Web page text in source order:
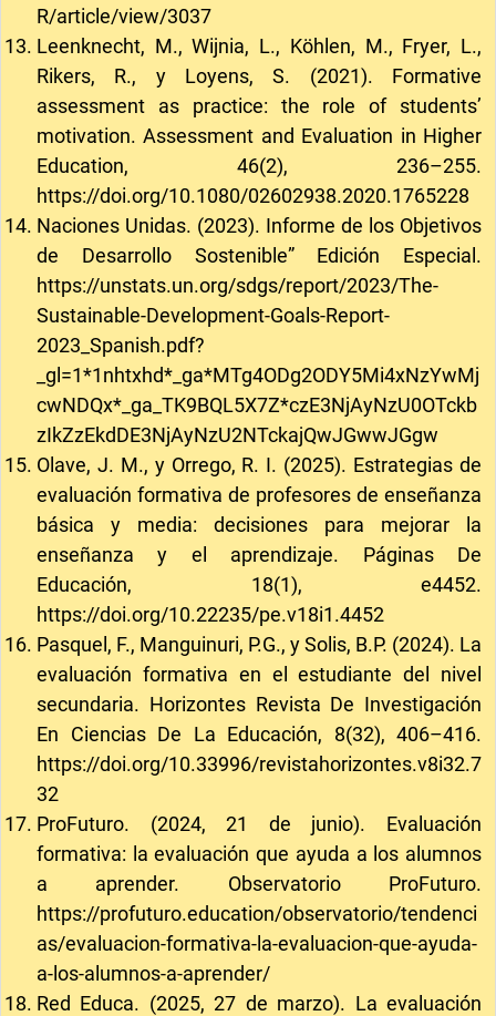
R/article/view/3037
Leenknecht, M., Wijnia, L., Köhlen, M., Fryer, L.,
Rikers, R., y Loyens, S. (2021). Formative
assessment as practice: the role of students’
motivation. Assessment and Evaluation in Higher
Education, 46(2), 236–255.
https://doi.org/10.1080/02602938.2020.1765228
Naciones Unidas. (2023). Informe de los Objetivos
de Desarrollo Sostenible” Edición Especial.
https://unstats.un.org/sdgs/report/2023/The-
Sustainable-Development-Goals-Report-
2023_Spanish.pdf?
_gl=1*1nhtxhd*_ga*MTg4ODg2ODY5Mi4xNzYwMj
cwNDQx*_ga_TK9BQL5X7Z*czE3NjAyNzU0OTckb
zIkZzEkdDE3NjAyNzU2NTckajQwJGwwJGgw
Olave, J. M., y Orrego, R. I. (2025). Estrategias de
evaluación formativa de profesores de enseñanza
básica y media: decisiones para mejorar la
enseñanza y el aprendizaje. Páginas De
Educación, 18(1), e4452.
https://doi.org/10.22235/pe.v18i1.4452
Pasquel, F., Manguinuri, P.G., y Solis, B.P. (2024). La
evaluación formativa en el estudiante del nivel
secundaria. Horizontes Revista De Investigación
En Ciencias De La Educación, 8(32), 406–416.
https://doi.org/10.33996/revistahorizontes.v8i32.7
32
ProFuturo. (2024, 21 de junio). Evaluación
formativa: la evaluación que ayuda a los alumnos
a aprender. Observatorio ProFuturo.
https://profuturo.education/observatorio/tendenci
as/evaluacion-formativa-la-evaluacion-que-ayuda-
a-los-alumnos-a-aprender/
Red Educa. (2025, 27 de marzo). La evaluación